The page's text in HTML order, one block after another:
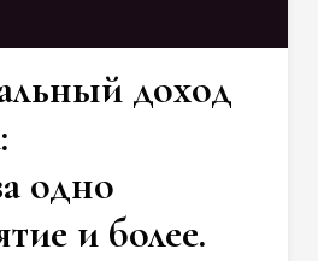
доход
одно
и более.